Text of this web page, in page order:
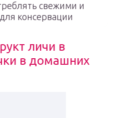
свежими и
консервации
личи в
в домашних